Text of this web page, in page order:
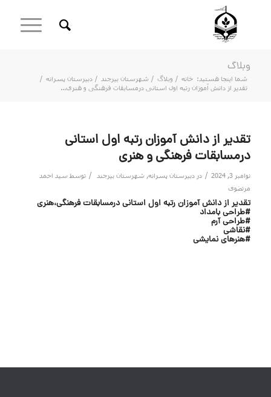
وبلاگ
شما اینجا هستید: خانه / وبلاگ / شهرستان بیرجند / دبیرستان پسرانه /
تقدیر از دانش آموزان رتبه اول استانی درمسابقات فرهنگی و هنری...
تقدیر از دانش آموزان رتبه اول استانی
درمسابقات فرهنگی و هنری
نوامبر 3, 2024 / در دبیرستان پسرانه, شهرستان بیرجند / توسط سید احمد
مرتضوی
تقدیر از دانش آموزان رتبه اول استانی درمسابقات فرهنگی،هنری
#طراحی بامداد
#طراحی آرم
#نقاشی
#هنرهای نمایشی